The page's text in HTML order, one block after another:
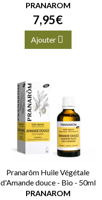
PRANAROM
7,95€
Ajouter
Pranarôm Huile Végétale
d'Amande douce - Bio - 50ml
PRANAROM